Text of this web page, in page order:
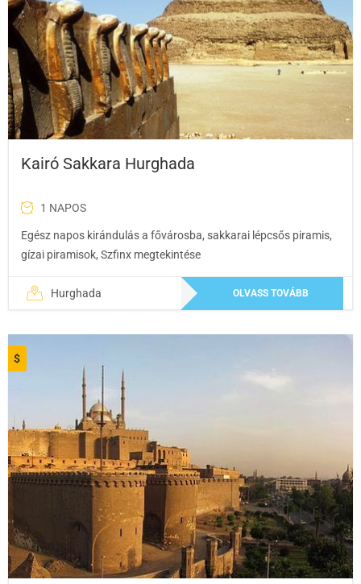
Kairó Sakkara Hurghada
1 NAPOS
Egész napos kirándulás a fővárosba, sakkarai lépcsős piramis,
gízai piramisok, Szfinx megtekintése
Hurghada OLVASS TOVÁBB
$